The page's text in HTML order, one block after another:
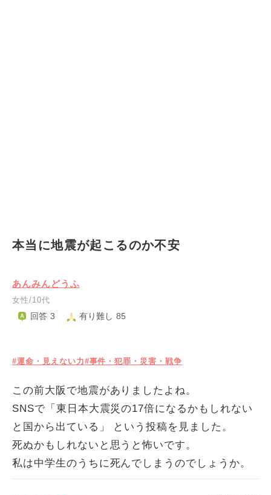
本当に地震が起こるのか不安
あんみんどうふ
女性/10代
回答 3 有り難し 85
#運命・見えない力#事件・犯罪・災害・戦争
この前大阪で地震がありましたよね。
SNSで「東日本大震災の17倍になるかもしれない
と国から出ている」 という投稿を見ました。
死ぬかもしれないと思うと怖いです。
私は中学生のうちに死んでしまうのでしょうか。